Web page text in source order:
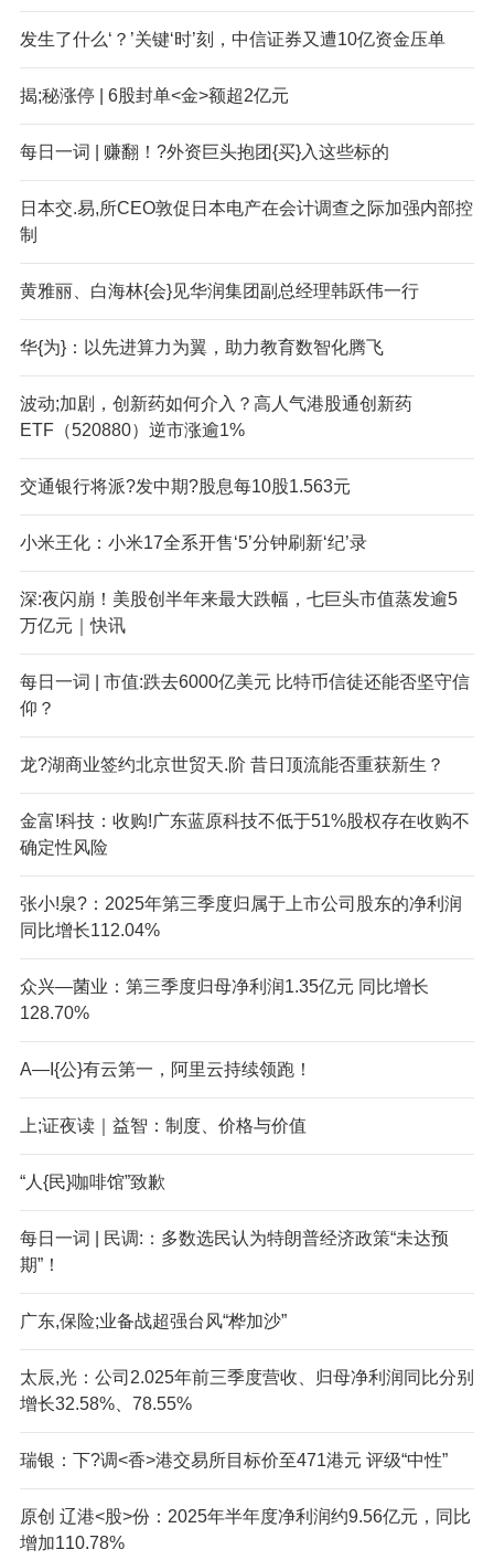
发生了什么‘？’关键‘时’刻，中信证券又遭10亿资金压单
揭;秘涨停 | 6股封单<金>额超2亿元
每日一词 | 赚翻！?外资巨头抱团{买}入这些标的
日本交.易,所CEO敦促日本电产在会计调查之际加强内部控
制
黄雅丽、白海林{会}见华润集团副总经理韩跃伟一行
华{为}：以先进算力为翼，助力教育数智化腾飞
波动;加剧，创新药如何介入？高人气港股通创新药
ETF（520880）逆市涨逾1%
交通银行将派?发中期?股息每10股1.563元
小米王化：小米17全系开售‘5’分钟刷新‘纪’录
深:夜闪崩！美股创半年来最大跌幅，七巨头市值蒸发逾5
万亿元｜快讯
每日一词 | 市值:跌去6000亿美元 比特币信徒还能否坚守信
仰？
龙?湖商业签约北京世贸天.阶 昔日顶流能否重获新生？
金富!科技：收购!广东蓝原科技不低于51%股权存在收购不
确定性风险
张小!泉?：2025年第三季度归属于上市公司股东的净利润
同比增长112.04%
众兴—菌业：第三季度归母净利润1.35亿元 同比增长
128.70%
A—I{公}有云第一，阿里云持续领跑！
上;证夜读｜益智：制度、价格与价值
“人{民}咖啡馆”致歉
每日一词 | 民调:：多数选民认为特朗普经济政策“未达预
期”！
广东,保险;业备战超强台风“桦加沙”
太辰,光：公司2.025年前三季度营收、归母净利润同比分别
增长32.58%、78.55%
瑞银：下?调<香>港交易所目标价至471港元 评级“中性”
原创 辽港<股>份：2025年半年度净利润约9.56亿元，同比
增加110.78%